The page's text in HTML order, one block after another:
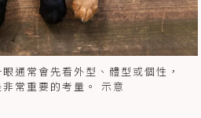
通常會先看外型、體型或個性，
常重要的考量。 示意